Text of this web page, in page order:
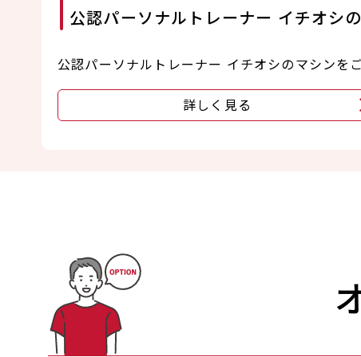
公認パーソナルトレーナー イチオシ
公認パーソナルトレーナー イチオシのマシンを
詳しく見る